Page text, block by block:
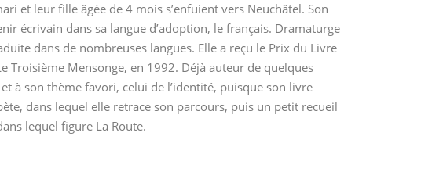
et leur fille âgée de 4 mois s’enfuient vers Neuchâtel. Son
écrivain dans sa langue d’adoption, le français. Dramaturge
dans de nombreuses langues. Elle a reçu le Prix du Livre
Mensonge, en 1992. Déjà auteur de quelques
à son thème favori, celui de l’identité, puisque son livre
dans lequel elle retrace son parcours, puis un petit recueil
lequel figure La Route.